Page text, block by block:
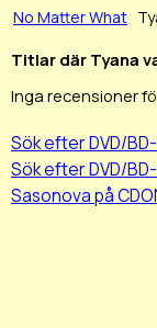
No Matter What
Titlar där Tyana
Inga recensioner
Sök efter DVD/
Sök efter DVD/
Sasonova på